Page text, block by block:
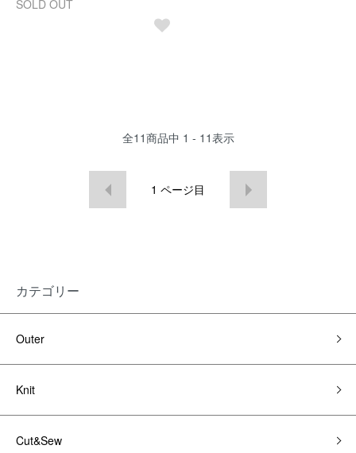
SOLD OUT
全11商品中 1 - 11表示
1 ページ目
カテゴリー
Outer
Knit
Cut&Sew